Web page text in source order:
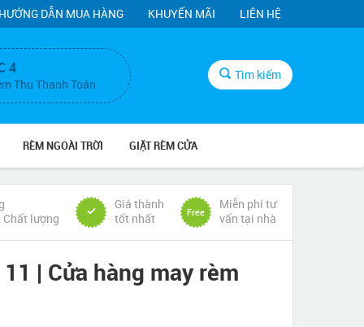
HƯỚNG DẪN MUA HÀNG KHUYẾN MÃI LIÊN HỆ
4
Thu Thanh Toán
Tìm kiếm
RÈM NGOÀI TRỜI GIẶT RÈM CỬA
Chất lượng
Giá thành
tốt nhất
Free
Miễn phí tư
vấn tại nhà
| Cửa hàng may rèm